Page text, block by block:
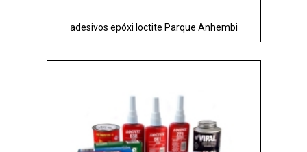
adesivos epóxi loctite Parque Anhembi